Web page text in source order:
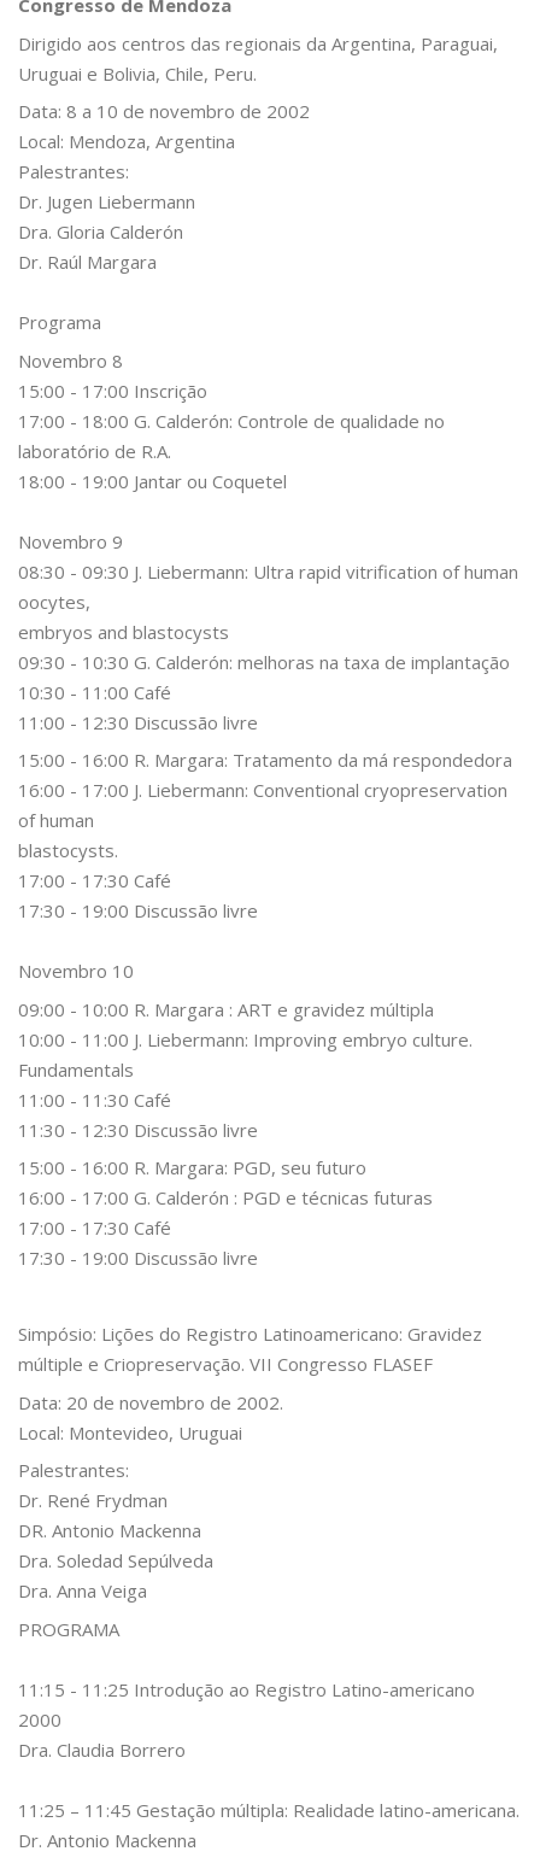
Congresso de Mendoza
Dirigido aos centros das regionais da Argentina, Paraguai,
Uruguai e Bolivia, Chile, Peru.
Data: 8 a 10 de novembro de 2002
Local: Mendoza, Argentina
Palestrantes:
Dr. Jugen Liebermann
Dra. Gloria Calderón
Dr. Raúl Margara
Programa
Novembro 8
15:00 - 17:00 Inscrição
17:00 - 18:00 G. Calderón: Controle de qualidade no
laboratório de R.A.
18:00 - 19:00 Jantar ou Coquetel
Novembro 9
08:30 - 09:30 J. Liebermann: Ultra rapid vitrification of human
oocytes,
embryos and blastocysts
09:30 - 10:30 G. Calderón: melhoras na taxa de implantação
10:30 - 11:00 Café
11:00 - 12:30 Discussão livre
15:00 - 16:00 R. Margara: Tratamento da má respondedora
16:00 - 17:00 J. Liebermann: Conventional cryopreservation
of human
blastocysts.
17:00 - 17:30 Café
17:30 - 19:00 Discussão livre
Novembro 10
09:00 - 10:00 R. Margara : ART e gravidez múltipla
10:00 - 11:00 J. Liebermann: Improving embryo culture.
Fundamentals
11:00 - 11:30 Café
11:30 - 12:30 Discussão livre
15:00 - 16:00 R. Margara: PGD, seu futuro
16:00 - 17:00 G. Calderón : PGD e técnicas futuras
17:00 - 17:30 Café
17:30 - 19:00 Discussão livre
Simpósio: Lições do Registro Latinoamericano: Gravidez
múltiple e Criopreservação. VII Congresso FLASEF
Data: 20 de novembro de 2002.
Local: Montevideo, Uruguai
Palestrantes:
Dr. René Frydman
DR. Antonio Mackenna
Dra. Soledad Sepúlveda
Dra. Anna Veiga
PROGRAMA
11:15 - 11:25 Introdução ao Registro Latino-americano
2000
Dra. Claudia Borrero
11:25 – 11:45 Gestação múltipla: Realidade latino-americana.
Dr. Antonio Mackenna